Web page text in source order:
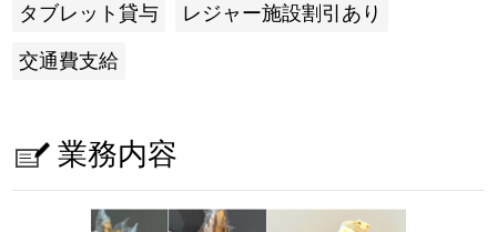
タブレット貸与 レジャー施設割引あり
交通費支給
業務内容